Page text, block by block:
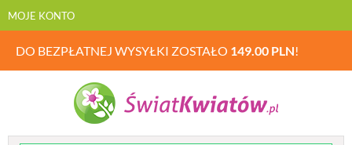
MOJE KONTO
DO BEZPŁATNEJ WYSYŁKI ZOSTAŁO 149.00 PLN!